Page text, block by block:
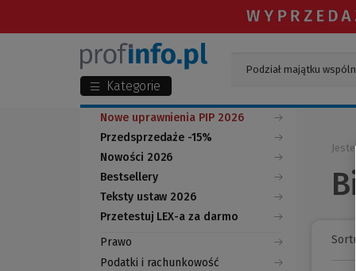
Kategorie
Nowe uprawnienia PIP 2026
Przedsprzedaże -15%
Nowości 2026
Bestsellery
Teksty ustaw 2026
Przetestuj LEX-a za darmo
(Nowe
okno)
(Link
do
innej
strony)
Prawo
Podatki i rachunkowość